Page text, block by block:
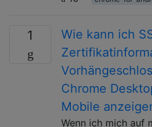
1
Wie kann ich
Chrome
Mobile
Wenn ich mich auf